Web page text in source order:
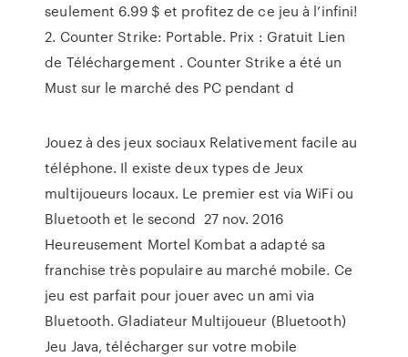
seulement 6.99 $ et profitez de ce jeu à l’infini!
2. Counter Strike: Portable. Prix : Gratuit Lien
de Téléchargement . Counter Strike a été un
Must sur le marché des PC pendant d
Jouez à des jeux sociaux Relativement facile au
téléphone. Il existe deux types de Jeux
multijoueurs locaux. Le premier est via WiFi ou
Bluetooth et le second 27 nov. 2016
Heureusement Mortel Kombat a adapté sa
franchise très populaire au marché mobile. Ce
jeu est parfait pour jouer avec un ami via
Bluetooth. Gladiateur Multijoueur (Bluetooth)
Jeu Java, télécharger sur votre mobile